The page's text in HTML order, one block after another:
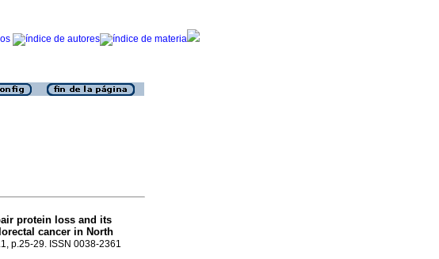
protein loss and its
cancer in North
p.25-29. ISSN 0038-2361